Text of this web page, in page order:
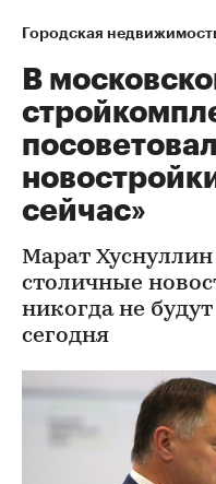
Городская
В
сейчас»
Марат Хуснуллин
столичные
никогда не
сегодня